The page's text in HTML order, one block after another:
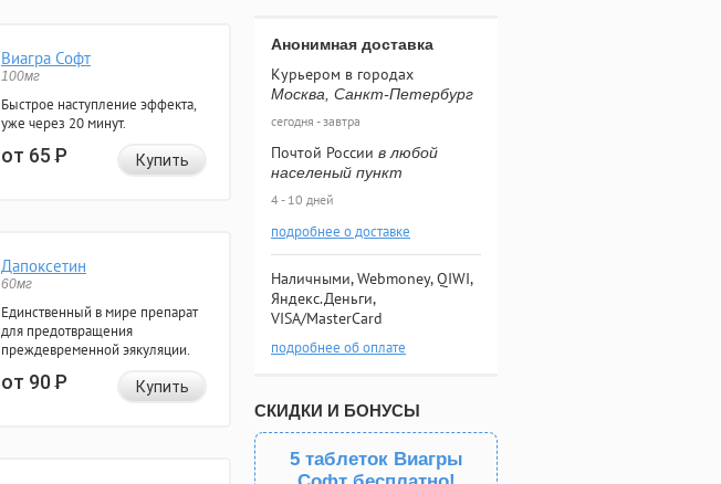
Виагра Софт
100мг
Быстрое наступление эффекта,
уже через 20 минут.
от 65Р Купить
Дапоксетин
60мг
Единственный в мире препарат
для предотвращения
преждевременной эякуляции.
от 90Р Купить
Анонимная доставка
Курьером в городах
Москва, Санкт-Петербург
сегодня - завтра
Почтой России в любой
населеный пункт
4 - 10 дней
подробнее о доставке
Наличными, Webmoney, QIWI,
Яндекс.Деньги,
VISA/MasterCard
подробнее об оплате
СКИДКИ И БОНУСЫ
5 таблеток Виагры